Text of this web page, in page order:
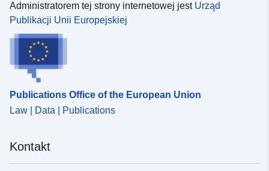
Administratorem tej strony internetowej jest Urząd
Publikacji Unii Europejskiej
Publications Office of the European Union
Law | Data | Publications
Kontakt